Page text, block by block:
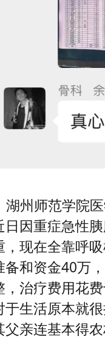
湖州师范学院
日因重症急性
，现在全靠呼
备和资金40万
，治疗费用花
于生活原本就
父亲连基本得